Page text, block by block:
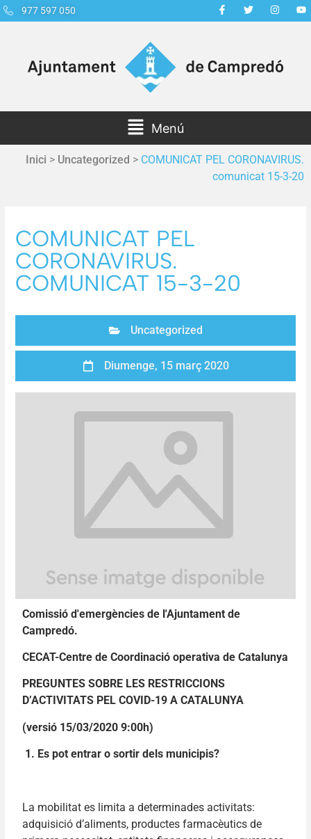
977 597 050
Menú
Inici > Uncategorized > COMUNICAT PEL CORONAVIRUS.
comunicat 15-3-20
COMUNICAT PEL
CORONAVIRUS.
COMUNICAT 15-3-20
Uncategorized
Diumenge, 15 març 2020
Comissió d'emergències de l'Ajuntament de
Campredó.
CECAT-Centre de Coordinació operativa de Catalunya
PREGUNTES SOBRE LES RESTRICCIONS
D’ACTIVITATS PEL COVID-19 A CATALUNYA
(versió 15/03/2020 9:00h)
1. Es pot entrar o sortir dels municipis?
La mobilitat es limita a determinades activitats:
adquisició d’aliments, productes farmacèutics de